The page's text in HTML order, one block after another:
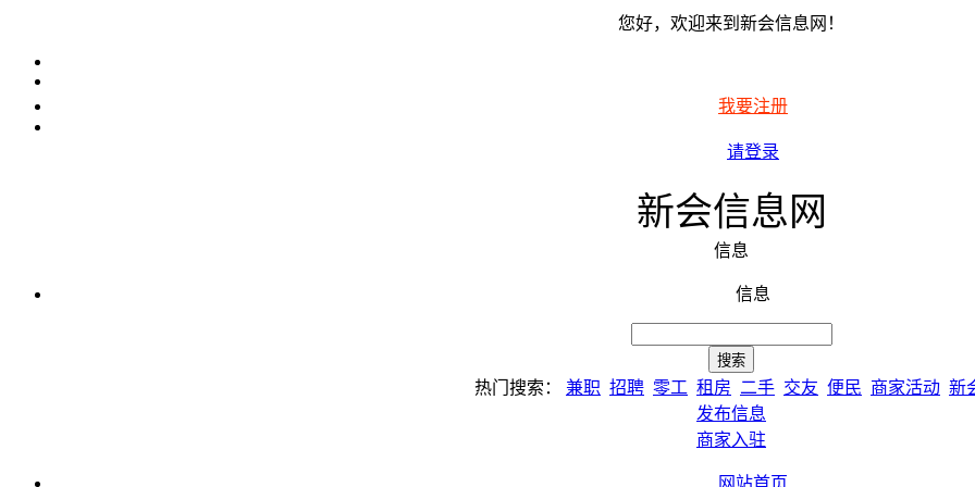
您好，欢迎来到新会信息网！
我要注册
请登录
新会信息网
信息
信息
热门搜索： 兼职 招聘 零工 租房 二手 交友 便民 商家活动 新
发布信息
商家入驻
网站首页